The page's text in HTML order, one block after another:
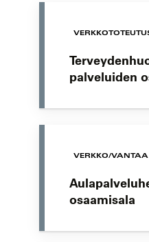
palveluiden
VERKKO/VANTAA
osaamisala